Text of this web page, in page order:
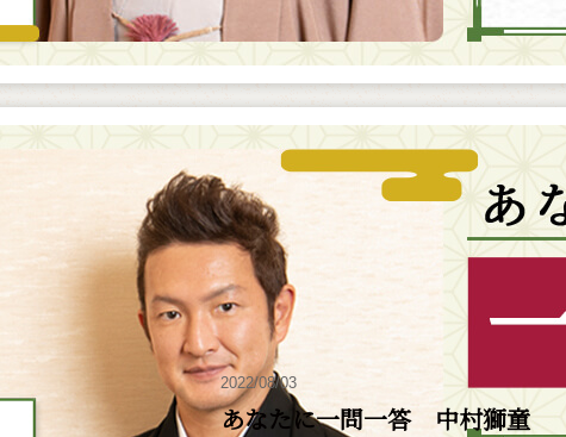
2022/08/03
あなたに一問一答 中村獅童